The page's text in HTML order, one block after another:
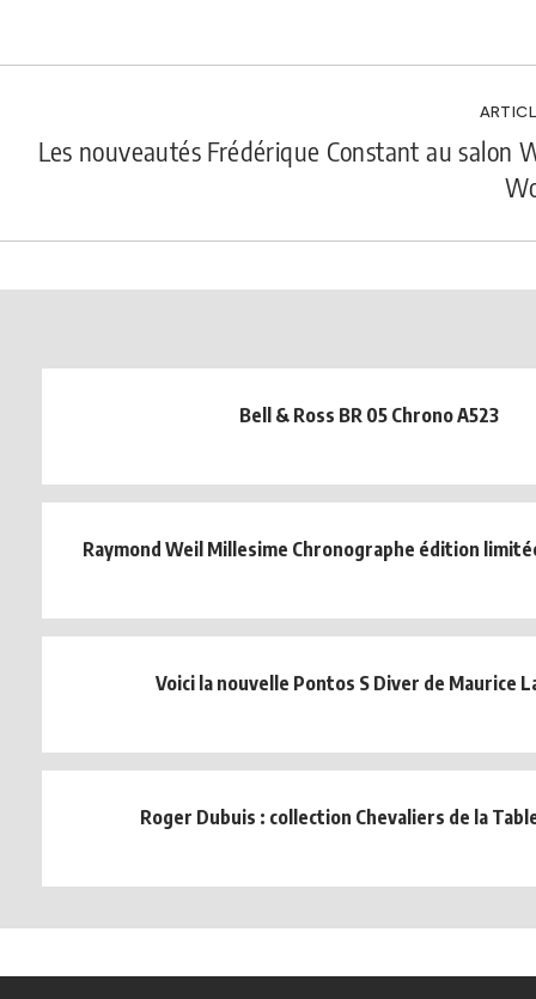
Les nouveautés Frédérique Constant au salon
Bell & Ross BR 05 Chrono A523
Raymond Weil Millesime Chronographe édition
Voici la nouvelle Pontos S Diver de Maurice
Roger Dubuis : collection Chevaliers de la